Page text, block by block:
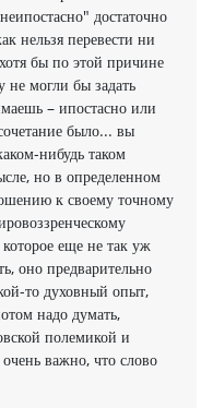
достаточно
нельзя перевести ни
бы по этой причине
могли бы задать
– ипостасно или
было... вы
нибудь таком
но в определенном
к своему точному
еще не так уж
оно предварительно
то духовный опыт,
надо думать,
полемикой и
важно, что слово